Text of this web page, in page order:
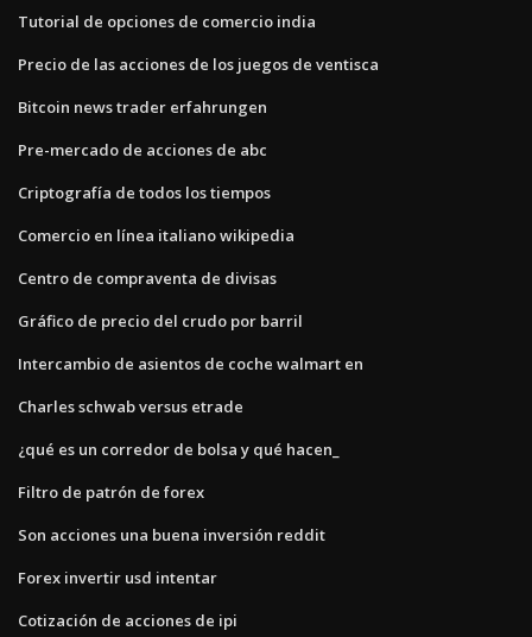
Tutorial de opciones de comercio india
Precio de las acciones de los juegos de ventisca
Bitcoin news trader erfahrungen
Pre-mercado de acciones de abc
Criptografía de todos los tiempos
Comercio en línea italiano wikipedia
Centro de compraventa de divisas
Gráfico de precio del crudo por barril
Intercambio de asientos de coche walmart en
Charles schwab versus etrade
¿qué es un corredor de bolsa y qué hacen_
Filtro de patrón de forex
Son acciones una buena inversión reddit
Forex invertir usd intentar
Cotización de acciones de ipi